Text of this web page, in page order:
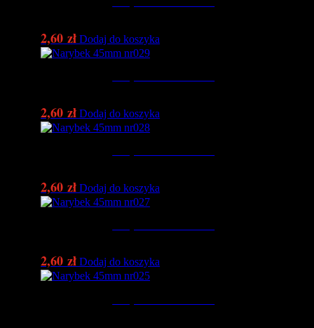
2,60 zł Dodaj do koszyka
2,60 zł Dodaj do koszyka
2,60 zł Dodaj do koszyka
2,60 zł Dodaj do koszyka